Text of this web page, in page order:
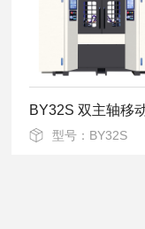
型号：BY32S